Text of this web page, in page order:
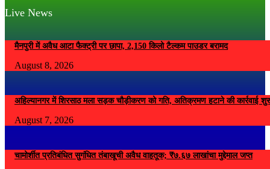
Live News
मैनपुरी में अवैध आटा फैक्ट्री पर छापा, 2,150 किलो टैल्कम पाउडर बरामद
August 8, 2026
अहिल्यानगर में शिरसाठ मला सड़क चौड़ीकरण को गति, अतिक्रमण हटाने की कार्रवाई
August 7, 2026
चामोर्शीत प्रतिबंधित सुगंधित तंबाखूची अवैध वाहतूक; ₹७.६७ लाखांचा मुद्देमाल जप्त